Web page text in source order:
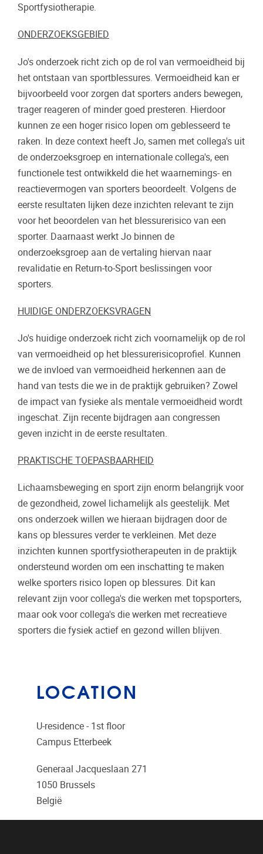
Sportfysiotherapie.
ONDERZOEKSGEBIED
Jo's onderzoek richt zich op de rol van vermoeidheid bij
het ontstaan van sportblessures. Vermoeidheid kan er
bijvoorbeeld voor zorgen dat sporters anders bewegen,
trager reageren of minder goed presteren. Hierdoor
kunnen ze een hoger risico lopen om geblesseerd te
raken. In deze context heeft Jo, samen met collega's uit
de onderzoeksgroep en internationale collega's, een
functionele test ontwikkeld die het waarnemings- en
reactievermogen van sporters beoordeelt. Volgens de
eerste resultaten lijken deze inzichten relevant te zijn
voor het beoordelen van het blessurerisico van een
sporter. Daarnaast werkt Jo binnen de
onderzoeksgroep aan de vertaling hiervan naar
revalidatie en Return-to-Sport beslissingen voor
sporters.
HUIDIGE ONDERZOEKSVRAGEN
Jo's huidige onderzoek richt zich voornamelijk op de rol
van vermoeidheid op het blessurerisicoprofiel. Kunnen
we de invloed van vermoeidheid herkennen aan de
hand van tests die we in de praktijk gebruiken? Zowel
de impact van fysieke als mentale vermoeidheid wordt
ingeschat. Zijn recente bijdragen aan congressen
geven inzicht in de eerste resultaten.
PRAKTISCHE TOEPASBAARHEID
Lichaamsbeweging en sport zijn enorm belangrijk voor
de gezondheid, zowel lichamelijk als geestelijk. Met
ons onderzoek willen we hieraan bijdragen door de
kans op blessures verder te verkleinen. Met deze
inzichten kunnen sportfysiotherapeuten in de praktijk
ondersteund worden om een inschatting te maken
welke sporters risico lopen op blessures. Dit kan
relevant zijn voor collega's die werken met topsporters,
maar ook voor collega's die werken met recreatieve
sporters die fysiek actief en gezond willen blijven.
LOCATION
U-residence - 1st floor
Campus Etterbeek
Generaal Jacqueslaan 271
1050 Brussels
België